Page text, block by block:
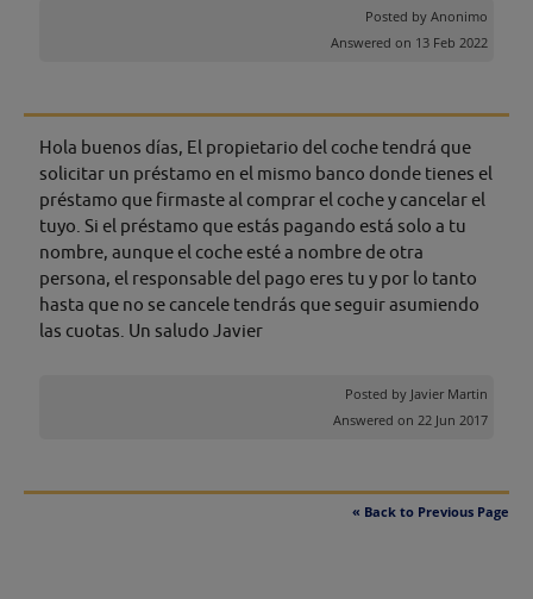
Posted by Anonimo
Answered on 13 Feb 2022
Hola buenos días, El propietario del coche tendrá que
solicitar un préstamo en el mismo banco donde tienes el
préstamo que firmaste al comprar el coche y cancelar el
tuyo. Si el préstamo que estás pagando está solo a tu
nombre, aunque el coche esté a nombre de otra
persona, el responsable del pago eres tu y por lo tanto
hasta que no se cancele tendrás que seguir asumiendo
las cuotas. Un saludo Javier
Posted by Javier Martin
Answered on 22 Jun 2017
« Back to Previous Page